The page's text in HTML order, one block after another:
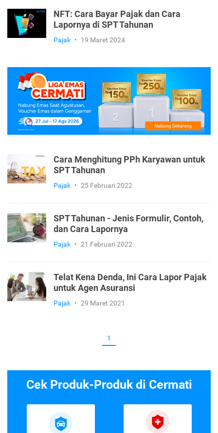
NFT: Cara Bayar Pajak dan Cara
Lapornya di SPT Tahunan
Pajak • 19 Maret 2024
Cara Menghitung PPh Karyawan untuk
SPT Tahunan
Pajak • 25 Februari 2022
SPT Tahunan - Jenis Formulir, Contoh,
dan Cara Lapornya
Pajak • 21 Februari 2022
Telat Kena Denda, Ini Cara Lapor Pajak
untuk Agen Asuransi
Pajak • 29 Maret 2021
1
Cek Produk-Produk di Cermati